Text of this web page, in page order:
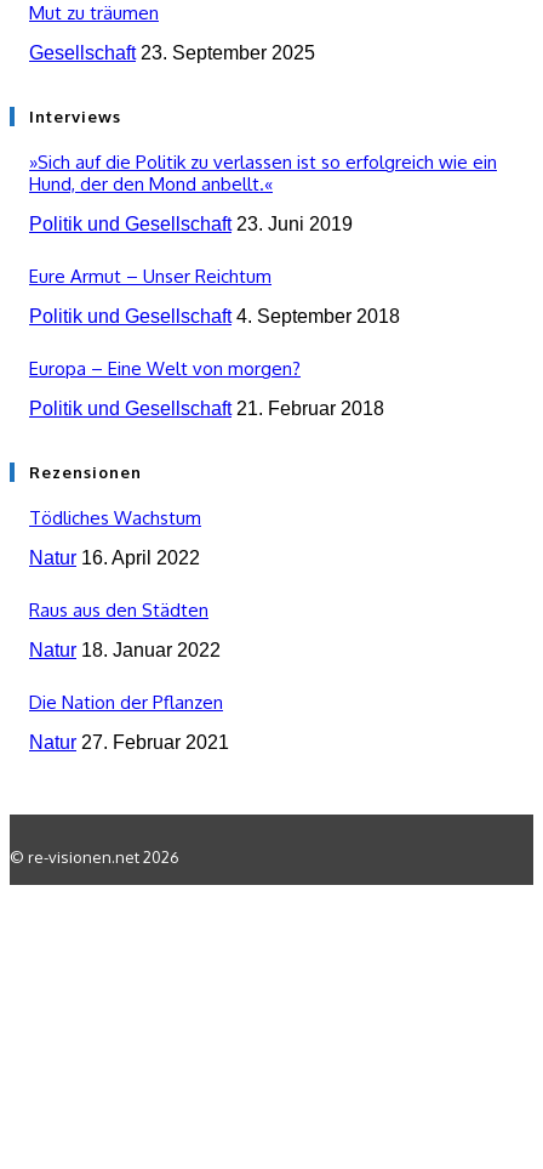
Mut zu träumen
Gesellschaft 23. September 2025
Interviews
»Sich auf die Politik zu verlassen ist so erfolgreich wie ein
Hund, der den Mond anbellt.«
Politik und Gesellschaft 23. Juni 2019
Eure Armut – Unser Reichtum
Politik und Gesellschaft 4. September 2018
Europa – Eine Welt von morgen?
Politik und Gesellschaft 21. Februar 2018
Rezensionen
Tödliches Wachstum
Natur 16. April 2022
Raus aus den Städten
Natur 18. Januar 2022
Die Nation der Pflanzen
Natur 27. Februar 2021
© re-visionen.net 2026